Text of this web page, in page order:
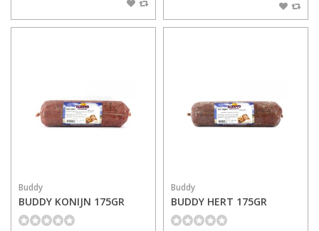
Buddy
BUDDY KONIJN 175GR
Buddy
BUDDY HERT 175GR